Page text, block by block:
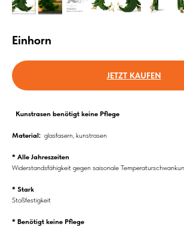
Einhorn
JETZT KAUFEN
Kunstrasen benötigt keine Pflege
Material: glasfasern, kunstrasen
* Alle Jahreszeiten
Widerstandsfähigkeit gegen saisonale
* Stark
Stoßfestigkeit
* Benötigt keine Pflege